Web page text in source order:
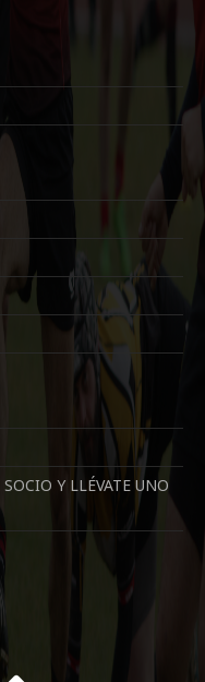
Y LLÉVATE UNO